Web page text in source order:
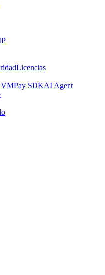
Licencias
Pay SDKAI Agent